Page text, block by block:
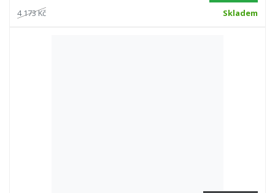
4 173 Kč Skladem